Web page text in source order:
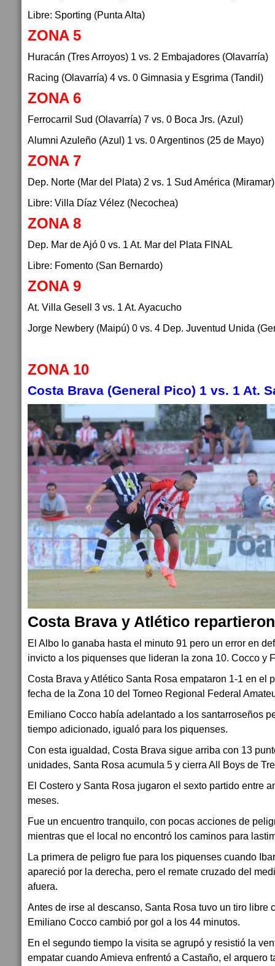
Libre: Sporting (Punta Alta)
ZONA 5
Huracán (Tres Arroyos) 1 vs. 2 Embajadores (Olavarría)
Racing (Olavarría) 4 vs. 0 Gimnasia y Esgrima (Tandil)
ZONA 6
Ferrocarril Sud (Olavarría) 7 vs. 0 Boca Jrs. (Azul)
Alumni Azuleño (Azul) 1 vs. 0 Argentinos (25 de Mayo)
ZONA 7
Dep. Norte (Mar del Plata) 2 vs. 1 Sud América (Miramar)
Libre: Villa Díaz Vélez (Necochea)
ZONA 8
Dep. Mar de Ajó 0 vs. 1 At. Mar del Plata FINAL
Libre: Fomento (San Bernardo)
ZONA 9
At. Villa Gesell 3 vs. 1 At. Ayacucho
Jorge Newbery (Maipú) 0 vs. 4 Dep. Juventud Unida
ZONA 10
Costa Brava (General Pico) 1 vs. 1 At.
Costa Brava y Atlético
El Albo lo ganaba hasta el minuto 91 pero un error en
invicto a los piquenses que lideran la zona 10. Cocco y
Costa Brava y Atlético Santa Rosa empataron 1-1 en el
fecha de la Zona 10 del Torneo Regional Federal
Emiliano Cocco había adelantado a los santarroseños
tiempo adicionado, igualó para los piquenses.
Con esta igualdad, Costa Brava sigue arriba con 13
unidades, Santa Rosa acumula 5 y cierra All Boys de
El Costero y Santa Rosa jugaron el sexto partido entre
meses.
Fue un encuentro tranquilo, con pocas acciones de
mientras que el local no encontró los caminos para
La primera de peligro fue para los piquenses cuando
apareció por la derecha, pero el remate cruzado del
afuera.
Antes de irse al descanso, Santa Rosa tuvo un tiro libre
Emiliano Cocco cambió por gol a los 44 minutos.
En el segundo tiempo la visita se agrupó y resistió la
empatar cuando Amieva enfrentó a Castaño, el arquero